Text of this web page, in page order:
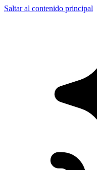
Saltar al contenido principal